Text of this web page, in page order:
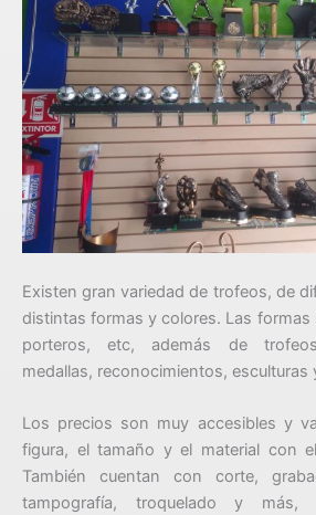
Existen gran variedad de trofeos, de
distintas formas y colores. Las
porteros, etc, además de
medallas, reconocimientos, esculturas
Los precios son muy accesibles y
figura, el tamaño y el material con
También cuentan con corte,
tampografía, troquelado y más,